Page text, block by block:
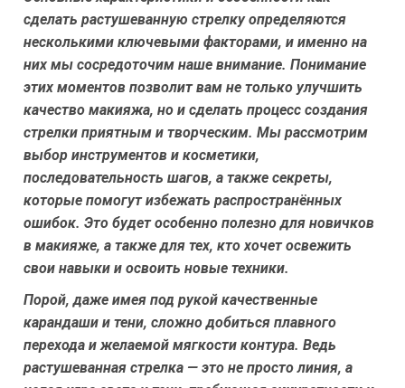
сделать растушеванную стрелку определяются
несколькими ключевыми факторами, и именно на
них мы сосредоточим наше внимание. Понимание
этих моментов позволит вам не только улучшить
качество макияжа, но и сделать процесс создания
стрелки приятным и творческим. Мы рассмотрим
выбор инструментов и косметики,
последовательность шагов, а также секреты,
которые помогут избежать распространённых
ошибок. Это будет особенно полезно для новичков
в макияже, а также для тех, кто хочет освежить
свои навыки и освоить новые техники.
Порой, даже имея под рукой качественные
карандаши и тени, сложно добиться плавного
перехода и желаемой мягкости контура. Ведь
растушеванная стрелка — это не просто линия, а